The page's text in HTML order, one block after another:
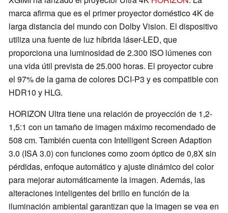
marca afirma que es el primer proyector doméstico 4K de
larga distancia del mundo con Dolby Vision. El dispositivo
utiliza una fuente de luz híbrida láser-LED, que
proporciona una luminosidad de 2.300 ISO lúmenes con
una vida útil prevista de 25.000 horas. El proyector cubre
el 97% de la gama de colores DCI-P3 y es compatible con
HDR10 y HLG.
HORIZON Ultra tiene una relación de proyección de 1,2-
1,5:1 con un tamaño de imagen máximo recomendado de
508 cm. También cuenta con Intelligent Screen Adaption
3.0 (ISA 3.0) con funciones como zoom óptico de 0,8X sin
pérdidas, enfoque automático y ajuste dinámico del color
para mejorar automáticamente la imagen. Además, las
alteraciones inteligentes del brillo en función de la
iluminación ambiental garantizan que la imagen se vea en